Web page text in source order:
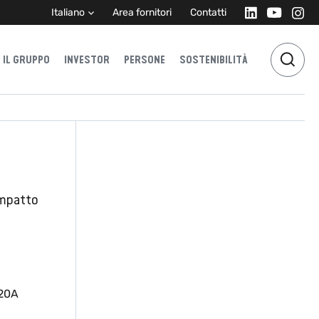
Italiano Area fornitori Contatti
IL GRUPPO INVESTOR PERSONE SOSTENIBILITÀ